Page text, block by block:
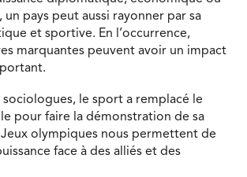
pays peut aussi rayonner par sa
et sportive. En l’occurrence,
marquantes peuvent avoir un impact
sociologues, le sport a remplacé le
pour faire la démonstration de sa
olympiques nous permettent de
face à des alliés et des